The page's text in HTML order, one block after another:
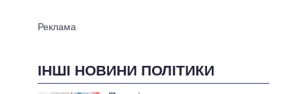
ІНШІ НОВИНИ ПОЛІТИКИ